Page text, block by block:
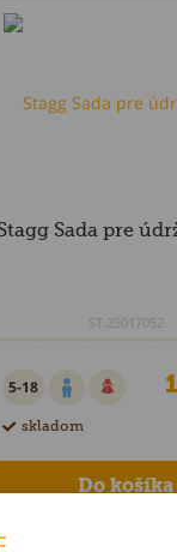
Sada pre
ST.25017052
5-18
skladom